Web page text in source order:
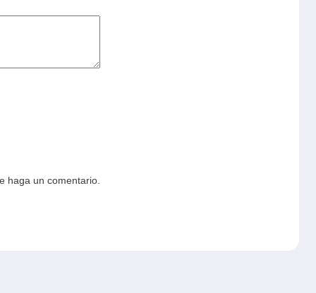
haga un comentario.